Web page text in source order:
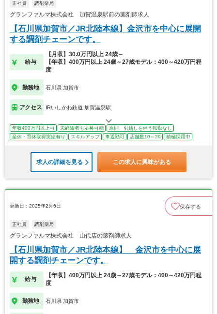
正社員 調剤薬局
グランファルマ株式会社 加賀温泉駅前の薬剤師求人
【石川県加賀市／JR北陸本線】金沢市を中心に展開
する調剤チェーンです。
給与
【月収】30.0万円以上 24歳～
【年収】400万円以上 24歳～27歳モデル：400～420万円程
度
勤務地 石川県 加賀市
アクセス IRいしかわ鉄道 加賀温泉駅
年収400万円以上可 未経験者も応募可能
原則、引越しを伴う転勤なし
産休・育休取得実績有り
スキルアップ 車通勤可 店舗数10～29 積極採用中
求人の詳細を見る この求人に興味がある
更新日：2025年2月6日 保存する
正社員 調剤薬局
グランファルマ株式会社 山代店の薬剤師求人
【石川県加賀市／JR北陸本線】 金沢市を中心に展
開する調剤チェーンです。
給与
【年収】400万円以上 24歳～27歳モデル：400～420万円程
度
勤務地 石川県 加賀市